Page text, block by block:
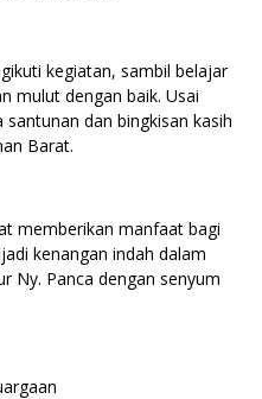
kegiatan, sambil belajar
mulut dengan baik. Usai
dan bingkisan kasih
Barat.
memberikan manfaat bagi
kenangan indah dalam
Ny. Panca dengan senyum